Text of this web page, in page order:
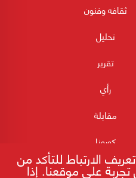
ثقافه وفنون
تحليل
تقرير
رأي
مقابلة
كورونا
الارتباط للتأكد من
على موقعنا. إذا